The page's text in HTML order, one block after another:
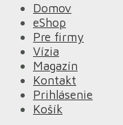
Domov
eShop
Pre firmy
Vízia
Magazín
Kontakt
Prihlásenie
Košík